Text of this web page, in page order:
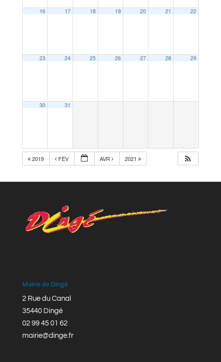
16 17 18 19 20 21 22
23 24 25 26 27 28 29
30 31
2019 FÉV AVR 2021
Mairie de Dingé
2 Rue du Canal
35440 Dingé
02 99 45 01 62
mairie@dinge.fr